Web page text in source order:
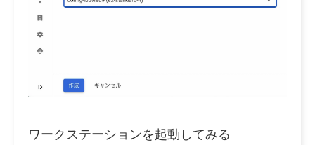
ワークステーションを起動してみる